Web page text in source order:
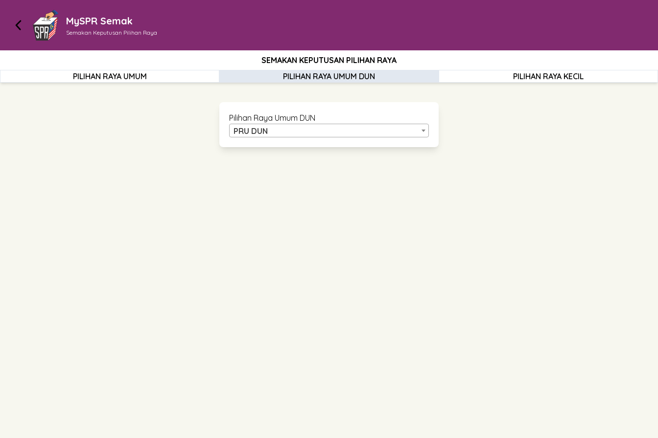
MySPR Semak
Semakan Keputusan Pilihan Raya
SEMAKAN KEPUTUSAN PILIHAN RAYA
PILIHAN RAYA UMUM
PILIHAN RAYA UMUM DUN PILIHAN RAYA KECIL
Pilihan Raya Umum DUN
PRU DUN